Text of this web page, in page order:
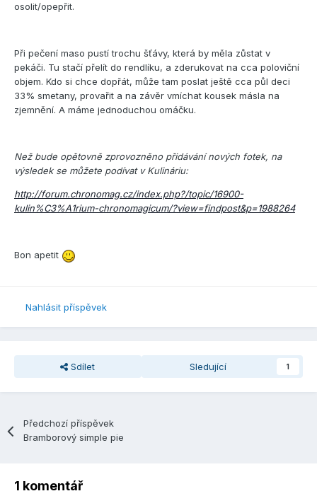
osolit/opepřit.
Při pečení maso pustí trochu šťávy, která by měla zůstat v
pekáči. Tu stačí přelít do rendlíku, a zderukovat na cca poloviční
objem. Kdo si chce dopřát, může tam poslat ještě cca půl deci
33% smetany, provařit a na závěr vmíchat kousek másla na
zjemnění. A máme jednoduchou omáčku.
Než bude opětovně zprovozněno přidávání nových fotek, na
výsledek se můžete podívat v Kulináriu:
http://forum.chronomag.cz/index.php?/topic/16900-
kulin%C3%A1rium-chronomagicum/?view=findpost&p=1988264
Bon apetit
Nahlásit příspěvek
Sdílet Sledující 1
Předchozí příspěvek
Bramborový simple pie
1 komentář